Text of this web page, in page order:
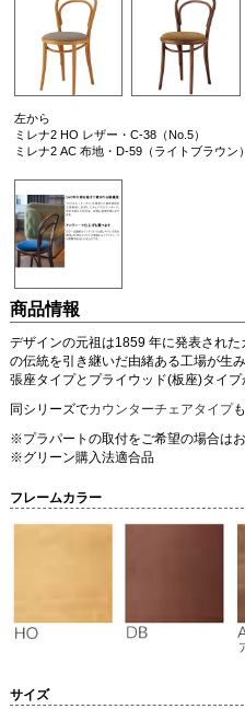
左から
ミレナ2 HO レザー・C-38（No.5）
ミレナ2 AC 布地・D-59（ライトブラウン）
商品情報
デザインの元祖は1859 年に発表され
の伝統を引き継いだ由緒ある工場が生
張座タイプとプライウッド(板座)タイプ
同シリーズでカウンターチェアタイプ
※プラパートの取付をご希望の場合はお
※グリーン購入法適合品
フレームカラー
サイズ